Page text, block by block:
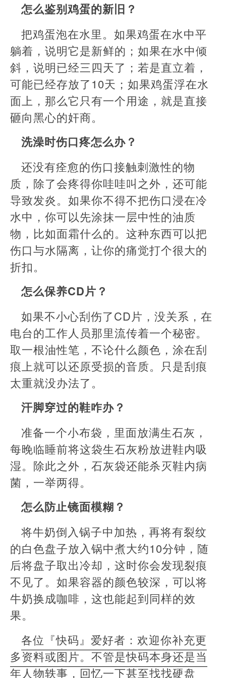
怎么鉴别鸡蛋的新旧？
把鸡蛋泡在水里。如果鸡蛋在水中平
躺着，说明它是新鲜的；如果在水中倾
斜，说明已经三四天了；若是直立着，
可能已经存放了10天；如果鸡蛋浮在水
面上，那么它只有一个用途，就是直接
砸向黑心的奸商。
洗澡时伤口疼怎么办？
还没有痊愈的伤口接触刺激性的物
质，除了会疼得你哇哇叫之外，还可能
导致发炎。如果你不得不把伤口浸在冷
水中，你可以先涂抹一层中性的油质
物，比如面霜什么的。这种东西可以把
伤口与水隔离，让你的痛觉打个很大的
折扣。
怎么保养CD片？
如果不小心刮伤了CD片，没关系，在
电台的工作人员那里流传着一个秘密。
取一根油性笔，不论什么颜色，涂在刮
痕上就可以还原受损的音质。只是刮痕
太重就没办法了。
汗脚穿过的鞋咋办？
准备一个小布袋，里面放满生石灰，
每晚临睡前将这袋生石灰粉放进鞋内吸
湿。除此之外，石灰袋还能杀灭鞋内病
菌，一举两得。
怎么防止镜面模糊？
将牛奶倒入锅子中加热，再将有裂纹
的白色盘子放入锅中煮大约10分钟，随
后将盘子取出冷却，这时你会发现裂痕
不见了。如果容器的颜色较深，可以将
牛奶换成咖啡，这也能起到同样的效
果。
各位『快码』爱好者：欢迎你补充更
多资料或图片。不管是快码本身还是当
年人物轶事，回忆一下甚至找找硬盘